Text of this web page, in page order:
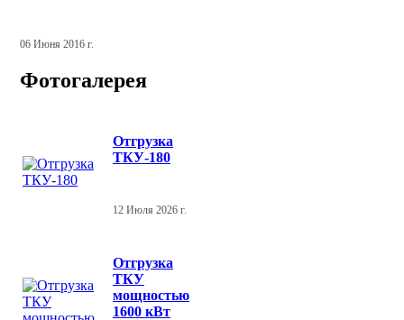
06 Июня 2016 г.
Фотогалерея
Отгрузка
ТКУ-180
12 Июля 2026 г.
Отгрузка
ТКУ
мощностью
1600 кВт